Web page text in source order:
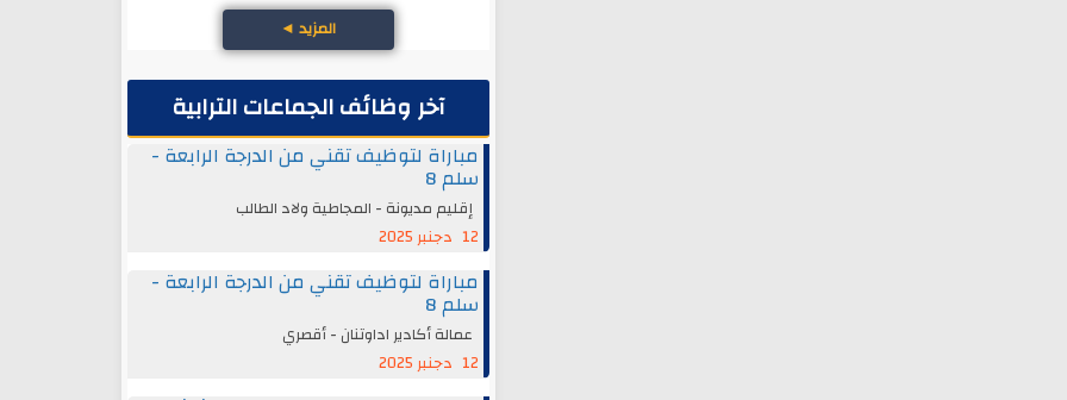
المزيد ◄
آخر وظائف الجماعات الترابية
مباراة لتوظيف تقني من الدرجة الرابعة -
سلم 8
إقليم مديونة - المجاطية ولاد الطالب
12 دجنبر 2025
مباراة لتوظيف تقني من الدرجة الرابعة -
سلم 8
عمالة أكادير اداوتنان - أقصري
12 دجنبر 2025